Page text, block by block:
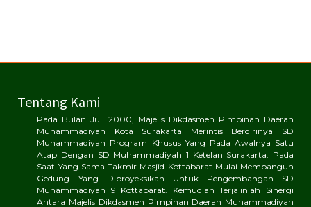
Tentang Kami
Pada Bulan Juli 2000, Majelis Dikdasmen Pimpinan Daerah
Muhammadiyah Kota Surakarta Merintis Berdirinya SD
Muhammadiyah Program Khusus Yang Pada Awalnya Satu
Atap Dengan SD Muhammadiyah 1 Ketelan Surakarta. Pada
Saat Yang Sama Takmir Masjid Kottabarat Mulai Membangun
Gedung Yang Diproyeksikan Untuk Pengembangan SD
Muhammadiyah 9 Kottabarat. Kemudian Terjalinlah Sinergi
Antara Majelis Dikdasmen Pimpinan Daerah Muhammadiyah